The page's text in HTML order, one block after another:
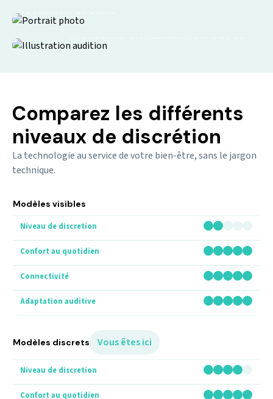
Comparez les différents
niveaux de discrétion
La technologie au service de votre bien-être, sans le jargon
technique.
Modèles visibles
Modèles discrets Vous êtes ici